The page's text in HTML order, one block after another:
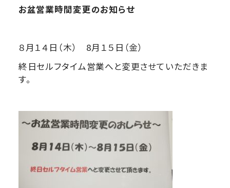
お盆営業時間変更のお知らせ
８月１４日（木） 8月１５日（金）
終日セルフタイム営業へと変更させていただきま
す。